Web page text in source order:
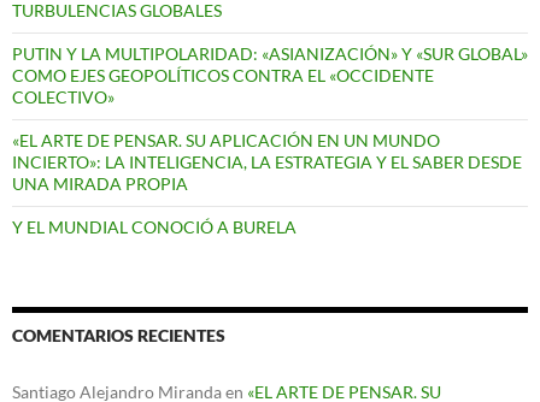
TURBULENCIAS GLOBALES
PUTIN Y LA MULTIPOLARIDAD: «ASIANIZACIÓN» Y «SUR GLOBAL»
COMO EJES GEOPOLÍTICOS CONTRA EL «OCCIDENTE
COLECTIVO»
«EL ARTE DE PENSAR. SU APLICACIÓN EN UN MUNDO
INCIERTO»: LA INTELIGENCIA, LA ESTRATEGIA Y EL SABER DESDE
UNA MIRADA PROPIA
Y EL MUNDIAL CONOCIÓ A BURELA
COMENTARIOS RECIENTES
Santiago Alejandro Mirandaen «EL ARTE DE PENSAR. SU